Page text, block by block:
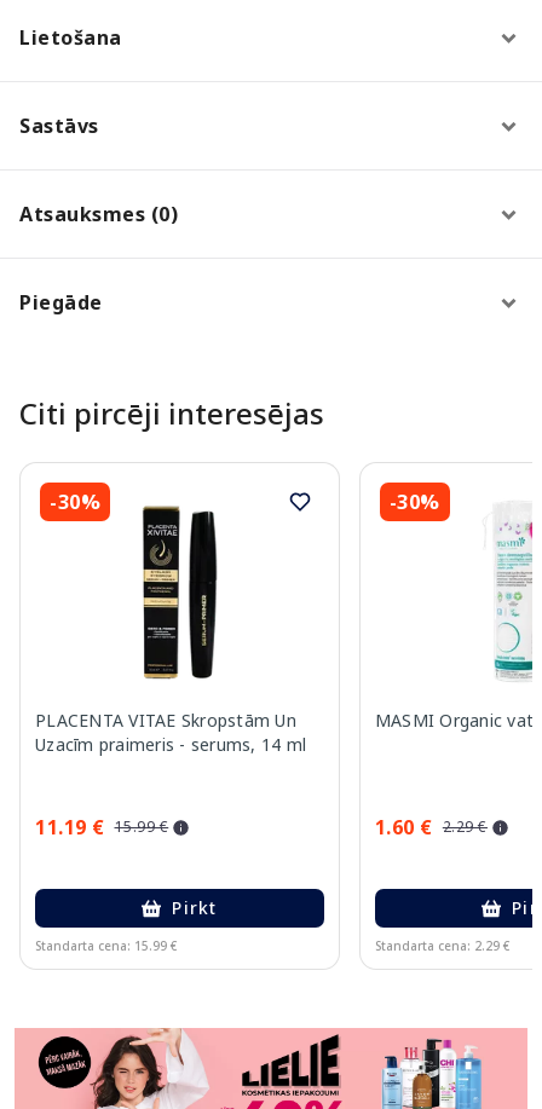
Lietošana
Sastāvs
Atsauksmes (0)
Piegāde
Citi pircēji interesējas
-30%
PLACENTA VITAE Skropstām Un
Uzacīm praimeris - serums, 14 ml
11.19 € 15.99 €
Pirkt
Standarta cena: 15.99 €
-30%
MASMI Organic
1.60 € 2.29 €
Standarta cena: 2.29 €